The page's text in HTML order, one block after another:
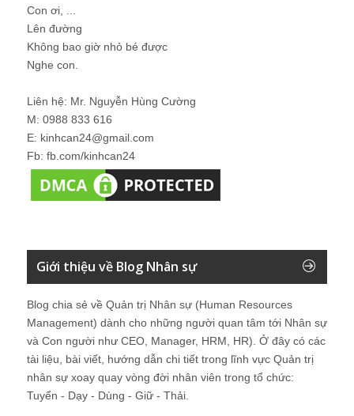
Con ơi, ...
Lên đường
Không bao giờ nhỏ bé được
Nghe con.
Liên hệ: Mr. Nguyễn Hùng Cường
M: 0988 833 616
E: kinhcan24@gmail.com
Fb: fb.com/kinhcan24
Giới thiệu về Blog Nhân sự
Blog chia sẻ về Quản trị Nhân sự (Human Resources
Management) dành cho những người quan tâm tới Nhân sự
và Con người như CEO, Manager, HRM, HR). Ở đây có các
tài liệu, bài viết, hướng dẫn chi tiết trong lĩnh vực Quản trị
nhân sự xoay quay vòng đời nhân viên trong tổ chức:
Tuyển - Dạy - Dùng - Giữ - Thải.